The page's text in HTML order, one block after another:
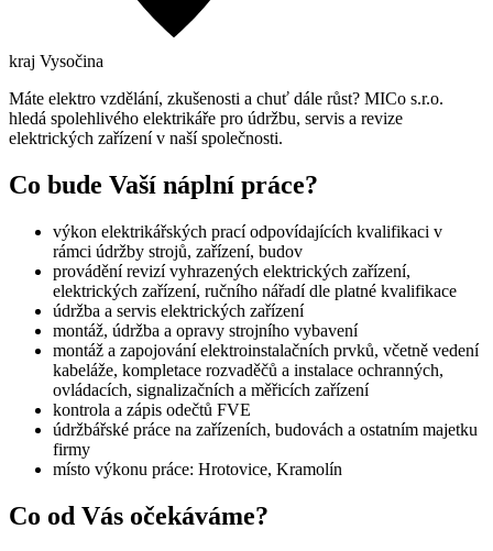
kraj Vysočina
Máte elektro vzdělání, zkušenosti a chuť dále růst? MICo s.r.o.
hledá spolehlivého elektrikáře pro údržbu, servis a revize
elektrických zařízení v naší společnosti.
Co bude Vaší náplní práce?
výkon elektrikářských prací odpovídajících kvalifikaci v
rámci údržby strojů, zařízení, budov
provádění revizí vyhrazených elektrických zařízení,
elektrických zařízení, ručního nářadí dle platné kvalifikace
údržba a servis elektrických zařízení
montáž, údržba a opravy strojního vybavení
montáž a zapojování elektroinstalačních prvků, včetně vedení
kabeláže, kompletace rozvaděčů a instalace ochranných,
ovládacích, signalizačních a měřicích zařízení
kontrola a zápis odečtů FVE
údržbářské práce na zařízeních, budovách a ostatním majetku
firmy
místo výkonu práce: Hrotovice, Kramolín
Co od Vás očekáváme?